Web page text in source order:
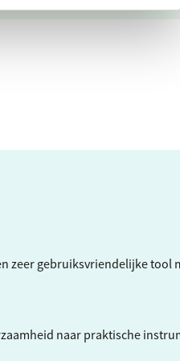
zeer gebruiksvriendelijke tool
naar praktische